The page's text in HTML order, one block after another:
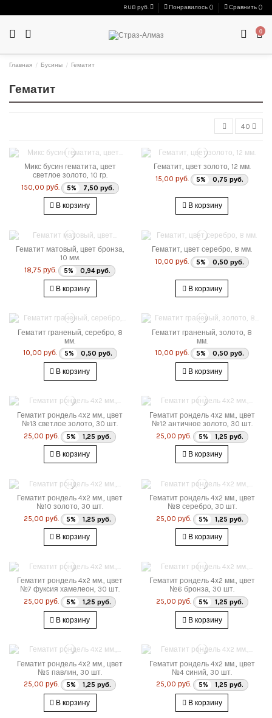
RUB руб. Понравилось () Сравнить ()
0
Главная Бусины Гематит
Гематит
40
Микс бусин гематита, цвет
светлое золото, 10 гр.
150,00 руб.
5% 7,50 руб.
В корзину
Гематит, цвет золото, 12 мм.
15,00 руб.
5% 0,75 руб.
В корзину
Гематит матовый, цвет бронза,
10 мм.
18,75 руб.
5% 0,94 руб.
В корзину
Гематит, цвет серебро, 8 мм.
10,00 руб.
5% 0,50 руб.
В корзину
Гематит граненый, серебро, 8
мм.
10,00 руб.
5% 0,50 руб.
В корзину
Гематит граненый, золото, 8
мм.
10,00 руб.
5% 0,50 руб.
В корзину
Гематит рондель 4х2 мм., цвет
№13 светлое золото, 30 шт.
25,00 руб.
5% 1,25 руб.
В корзину
Гематит рондель 4х2 мм., цвет
№12 античное золото, 30 шт.
25,00 руб.
5% 1,25 руб.
В корзину
Гематит рондель 4х2 мм., цвет
№10 золото, 30 шт.
25,00 руб.
5% 1,25 руб.
В корзину
Гематит рондель 4х2 мм., цвет
№8 серебро, 30 шт.
25,00 руб.
5% 1,25 руб.
В корзину
Гематит рондель 4х2 мм., цвет
№7 фуксия хамелеон, 30 шт.
25,00 руб.
5% 1,25 руб.
В корзину
Гематит рондель 4х2 мм., цвет
№6 бронза, 30 шт.
25,00 руб.
5% 1,25 руб.
В корзину
Гематит рондель 4х2 мм., цвет
№5 павлин, 30 шт.
25,00 руб.
5% 1,25 руб.
В корзину
Гематит рондель 4х2 мм., цвет
№4 синий, 30 шт.
25,00 руб.
5% 1,25 руб.
В корзину